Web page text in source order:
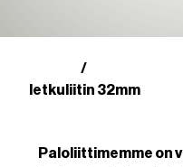
/
letkuliitin 32mm
Paloliittimemme on